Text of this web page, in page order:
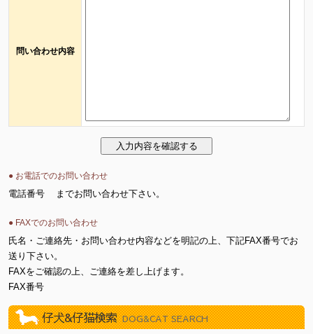
問い合わせ内容
● お電話でのお問い合わせ
電話番号
までお問い合わせ下さい。
● FAXでのお問い合わせ
氏名・ご連絡先・お問い合わせ内容などを明記の上、下記FAX番号でお
送り下さい。
FAXをご確認の上、ご連絡を差し上げます。
FAX番号
仔犬&仔猫検索 DOG&CAT SEARCH